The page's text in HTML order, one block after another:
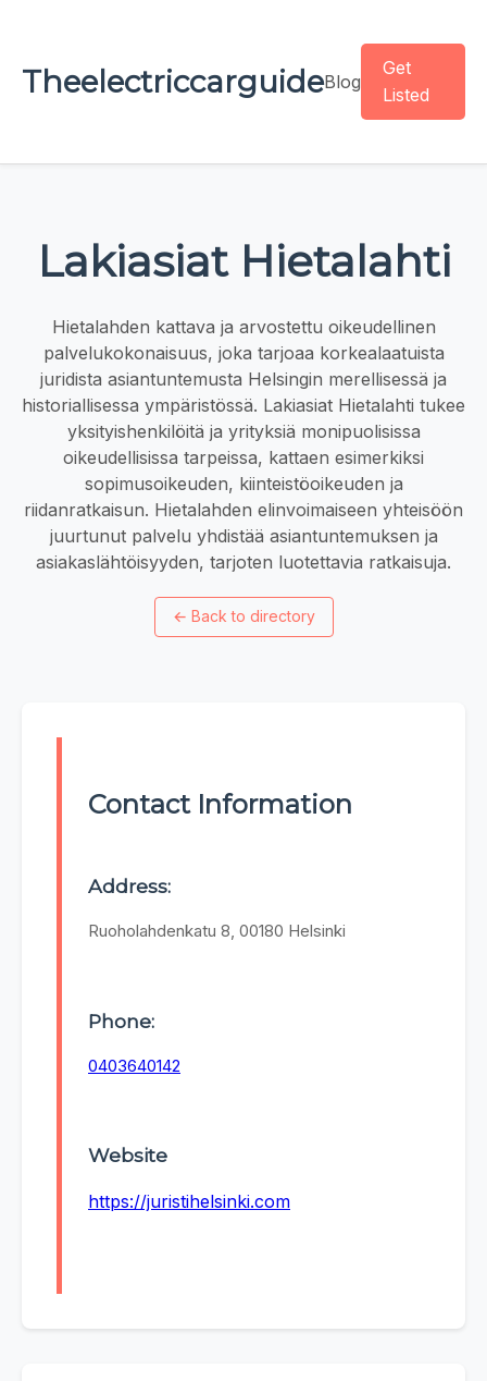
TheelectriccarguideBlog
Get
Listed
Lakiasiat Hietalahti
Hietalahden kattava ja arvostettu oikeudellinen
palvelukokonaisuus, joka tarjoaa korkealaatuista
juridista asiantuntemusta Helsingin merellisessä ja
historiallisessa ympäristössä. Lakiasiat Hietalahti tukee
yksityishenkilöitä ja yrityksiä monipuolisissa
oikeudellisissa tarpeissa, kattaen esimerkiksi
sopimusoikeuden, kiinteistöoikeuden ja
riidanratkaisun. Hietalahden elinvoimaiseen yhteisöön
juurtunut palvelu yhdistää asiantuntemuksen ja
asiakaslähtöisyyden, tarjoten luotettavia ratkaisuja.
← Back to directory
Contact Information
Address:
Ruoholahdenkatu 8, 00180 Helsinki
Phone:
0403640142
Website
https://juristihelsinki.com